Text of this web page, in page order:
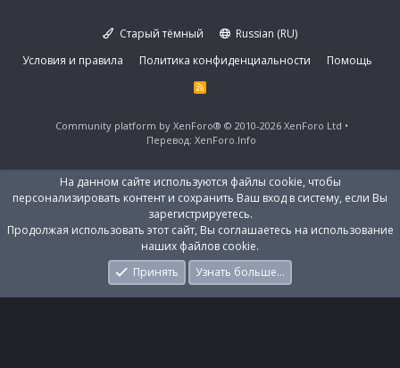
Старый тёмный
Russian (RU)
Условия и правила
Политика конфиденциальности Помощь
R
S
Community platform by XenForo® © 2010-2026 XenForo Ltd
Перевод: XenForo.Info
На данном сайте используются файлы cookie, чтобы
персонализировать контент и сохранить Ваш вход в систему, если Вы
зарегистрируетесь.
Продолжая использовать этот сайт, Вы соглашаетесь на использование
наших файлов cookie.
Принять
Узнать больше…